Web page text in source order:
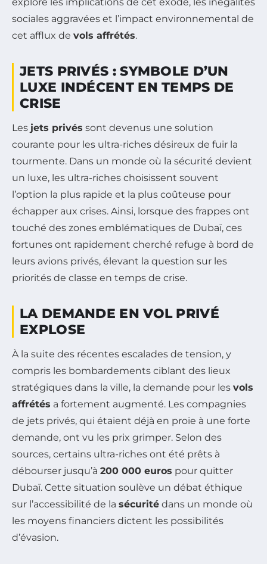
sociales aggravées et l’impact environnemental de
cet afflux de vols affrétés.
JETS PRIVÉS : SYMBOLE D’UN
LUXE INDÉCENT EN TEMPS DE
CRISE
Les jets privés sont devenus une solution
courante pour les ultra-riches désireux de fuir la
tourmente. Dans un monde où la sécurité devient
un luxe, les ultra-riches choisissent souvent
l’option la plus rapide et la plus coûteuse pour
échapper aux crises. Ainsi, lorsque des frappes ont
touché des zones emblématiques de Dubaï, ces
fortunes ont rapidement cherché refuge à bord de
leurs avions privés, élevant la question sur les
priorités de classe en temps de crise.
LA DEMANDE EN VOL PRIVÉ
EXPLOSE
À la suite des récentes escalades de tension, y
compris les bombardements ciblant des lieux
stratégiques dans la ville, la demande pour les vols
affrétés a fortement augmenté. Les compagnies
de jets privés, qui étaient déjà en proie à une forte
demande, ont vu les prix grimper. Selon des
sources, certains ultra-riches ont été prêts à
débourser jusqu’à 200 000 euros pour quitter
Dubaï. Cette situation soulève un débat éthique
sur l’accessibilité de la sécurité dans un monde où
les moyens financiers dictent les possibilités
d’évasion.